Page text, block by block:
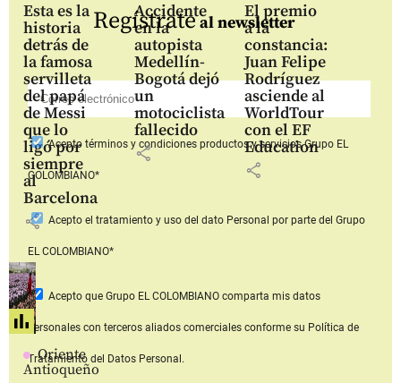
Esta es la
historia
detrás de
la famosa
servilleta
del papá
de Messi
que lo
ligó por
siempre
al
Barcelona
share
Accidente
en la
autopista
Medellín-
Bogotá dejó
un
motociclista
fallecido
share
El premio
a la
constancia:
Juan Felipe
Rodríguez
asciende al
WorldTour
con el EF
Education
share
Oriente
Antioqueño
Regístrateal newsletter
Aceptotérminos y condiciones productos y serviciosGrupo EL
COLOMBIANO*
Acepto el tratamiento y uso del dato Personal por parte del Grupo
EL COLOMBIANO*
Acepto que Grupo EL COLOMBIANOcomparta mis datos
personales con terceros aliados comerciales conforme su Política de
Tratamiento del Datos Personal.